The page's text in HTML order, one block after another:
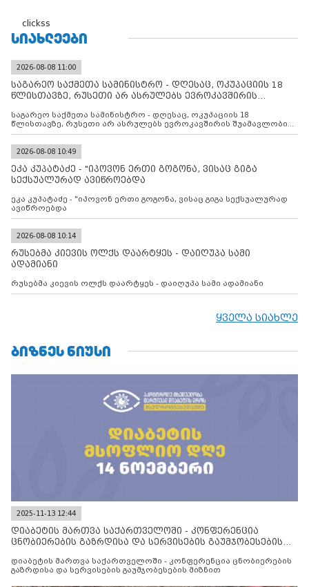
clickss
ᲡᲘᲐᲮᲚᲔᲔᲑᲘ
2026-08-08 11:00
საგარეო საქმეთა სამინისტრო - დღესაც, ოკუპაციის 18
წლისთავზე, რუსეთი არ ასრულებს ევროკავშირის
საგარეო საქმეთა სამინისტრო - დღესაც, ოკუპაციის 18
წლისთავზე, რუსეთი არ ასრულებს ევროკავშირის შუამავლობით
დადებულ 2008 წლის 12 აგვისტოს ცეცხლის შეწყვეტის
კონტროლს ოკუპირებულ რეგიონებში, აგრძელებს მათი
მილიტარიზაციის პროცესს და აქტიურად დგამს ნაბიჯებს მათი
ფაქტობრივი ანექსიისკენ
2026-08-08 10:49
ეკა კუპატაძე - "იპოვონ ერთი გოგონა, ვისაც გიგა
სექსუალურად ავიწროებდა
ეკა კუპატაძე - "იპოვონ ერთი გოგონა, ვისაც გიგა სექსუალურად
ავიწროებდა
2026-08-08 10:14
რუსებმა კიევის ოლქს დაარტყეს - დაიღუპა სამი
ადამიანი
რუსებმა კიევის ოლქს დაარტყეს - დაიღუპა სამი ადამიანი
ყველა სიახლე
ᲑᲘᲖᲜᲔᲡ ᲜᲘᲣᲡᲘ
2025-11-13 12:44
დიაბეტის მართვა საქართველოში - კონფერენცია
ცნობიერების გაზრდისა და სერვისების გაუმჯობესების
დიაბეტის მართვა საქართველოში - კონფერენცია ცნობიერების
გაზრდისა და სერვისების გაუმჯობესების მიზნით